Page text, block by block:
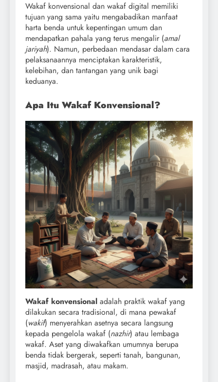
Wakaf konvensional dan wakaf digital memiliki
tujuan yang sama yaitu mengabadikan manfaat
harta benda untuk kepentingan umum dan
mendapatkan pahala yang terus mengalir (amal
jariyah). Namun, perbedaan mendasar dalam cara
pelaksanaannya menciptakan karakteristik,
kelebihan, dan tantangan yang unik bagi
keduanya.
Apa Itu Wakaf Konvensional?
Wakaf konvensional adalah praktik wakaf yang
dilakukan secara tradisional, di mana pewakaf
(wakif) menyerahkan asetnya secara langsung
kepada pengelola wakaf (nazhir) atau lembaga
wakaf. Aset yang diwakafkan umumnya berupa
benda tidak bergerak, seperti tanah, bangunan,
masjid, madrasah, atau makam.